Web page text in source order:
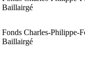
Baillairgé
Fonds Charles-Philippe-
Baillairgé